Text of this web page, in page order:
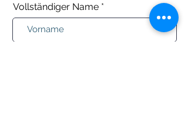
Vollständiger Name